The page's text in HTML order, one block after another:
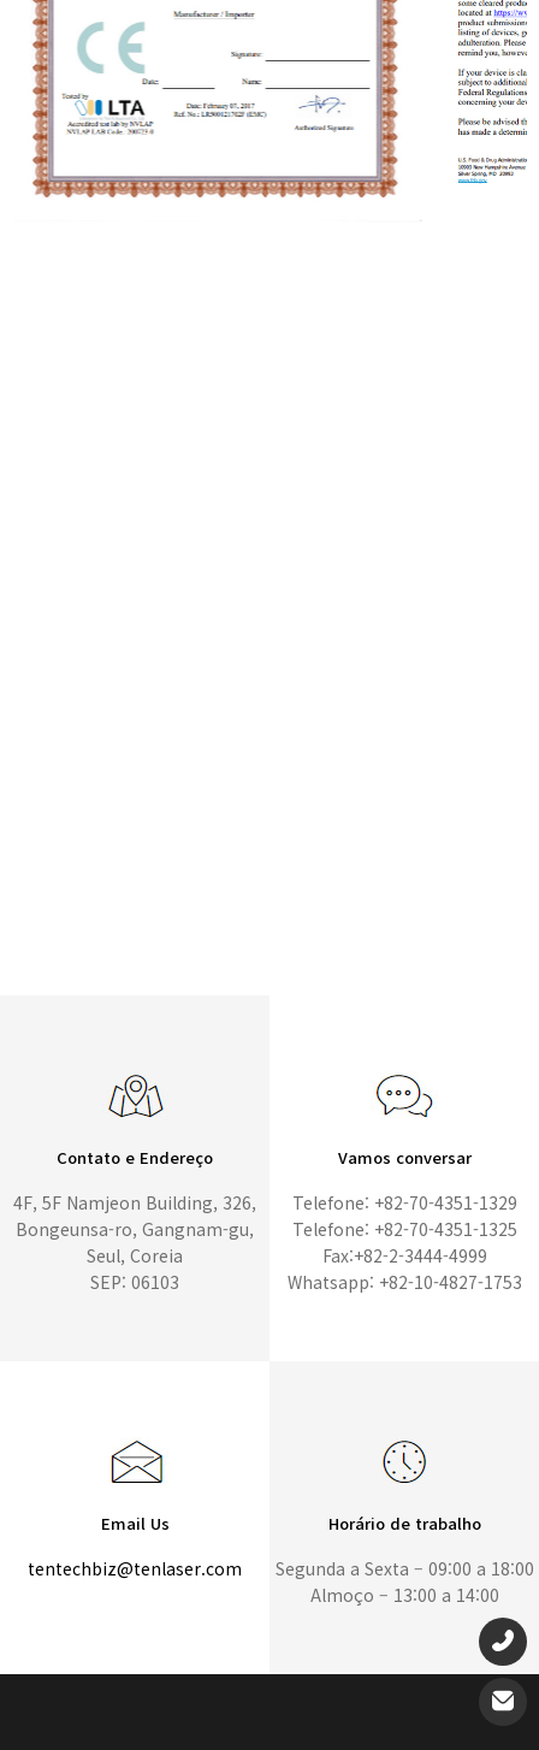
Contato e Endereço
4F, 5F Namjeon Building, 326,
Bongeunsa-ro, Gangnam-gu,
Seul, Coreia
SEP: 06103
Vamos conversar
Telefone: +82-70-4351-1329
Telefone: +82-70-4351-1325
Fax:+82-2-3444-4999
Whatsapp: +82-10-4827-1753
Email Us
tentechbiz@tenlaser.com
Horário de trabalho
Segunda a Sexta – 09:00 a 18:00
Almoço – 13:00 a 14:00